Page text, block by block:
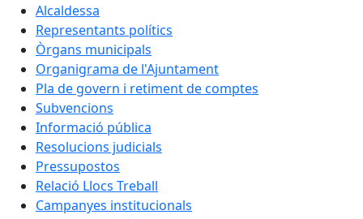
Alcaldessa
Representants polítics
Òrgans municipals
Organigrama de l'Ajuntament
Pla de govern i retiment de comptes
Subvencions
Informació pública
Resolucions judicials
Pressupostos
Relació Llocs Treball
Campanyes institucionals